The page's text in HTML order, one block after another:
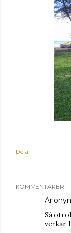
Dela
KOMMENTARER
Så
verkar